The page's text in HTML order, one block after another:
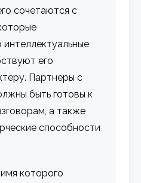
сочетаются с
его
Партнеры с
быть готовы к
а также
способности
которого